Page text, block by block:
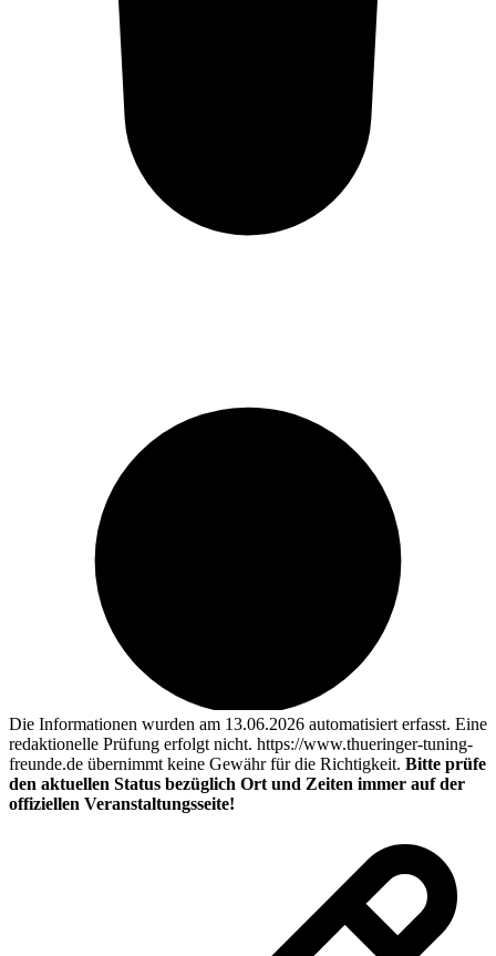
Die Informationen wurden am 13.06.2026 automatisiert erfasst. Eine
redaktionelle Prüfung erfolgt nicht. https://www.thueringer-tuning-
freunde.de übernimmt keine Gewähr für die Richtigkeit. Bitte prüfe
den aktuellen Status bezüglich Ort und Zeiten immer auf der
offiziellen Veranstaltungsseite!